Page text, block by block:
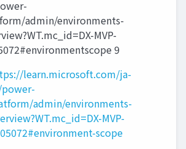
admin/environments-
MVP-
9
learn.microsoft.com/ja-
admin/environments-
MVP-
scope